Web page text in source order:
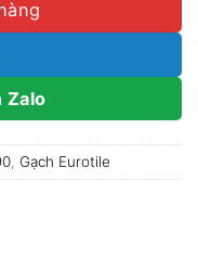
Zalo
Gạch Eurotile